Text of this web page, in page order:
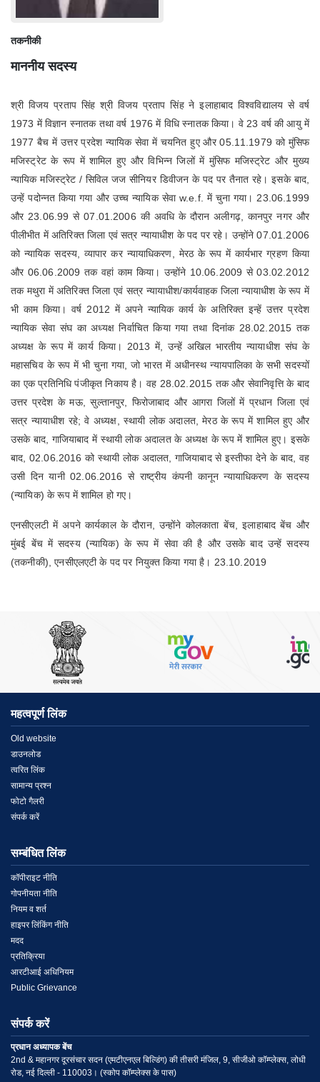
नियम
अवसर
सेवाएं
संपर्क
तकनीकी
माननीय सदस्य
श्री विजय प्रताप सिंह श्री विजय प्रताप सिंह ने इलाहाबाद विश्वविद्यालय से वर्ष
1973 में विज्ञान स्नातक तथा वर्ष 1976 में विधि स्नातक किया। वे 23 वर्ष की आयु में
1977 बैच में उत्तर प्रदेश न्यायिक सेवा में चयनित हुए और 05.11.1979 को मुंसिफ
मजिस्ट्रेट के रूप में शामिल हुए और विभिन्न जिलों में मुंसिफ मजिस्ट्रेट और मुख्य
न्यायिक मजिस्ट्रेट / सिविल जज सीनियर डिवीजन के पद पर तैनात रहे। इसके बाद,
उन्हें पदोन्नत किया गया और उच्च न्यायिक सेवा w.e.f. में चुना गया। 23.06.1999
और 23.06.99 से 07.01.2006 की अवधि के दौरान अलीगढ़, कानपुर नगर और
पीलीभीत में अतिरिक्त जिला एवं सत्र न्यायाधीश के पद पर रहे। उन्होंने 07.01.2006
को न्यायिक सदस्य, व्यापार कर न्यायाधिकरण, मेरठ के रूप में कार्यभार ग्रहण किया
और 06.06.2009 तक वहां काम किया। उन्होंने 10.06.2009 से 03.02.2012
तक मथुरा में अतिरिक्त जिला एवं सत्र न्यायाधीश/कार्यवाहक जिला न्यायाधीश के रूप में
भी काम किया। वर्ष 2012 में अपने न्यायिक कार्य के अतिरिक्त इन्हें उत्तर प्रदेश
न्यायिक सेवा संघ का अध्यक्ष निर्वाचित किया गया तथा दिनांक 28.02.2015 तक
अध्यक्ष के रूप में कार्य किया। 2013 में, उन्हें अखिल भारतीय न्यायाधीश संघ के
महासचिव के रूप में भी चुना गया, जो भारत में अधीनस्थ न्यायपालिका के सभी सदस्यों
का एक प्रतिनिधि पंजीकृत निकाय है। वह 28.02.2015 तक और सेवानिवृत्ति के बाद
उत्तर प्रदेश के मऊ, सुल्तानपुर, फिरोजाबाद और आगरा जिलों में प्रधान जिला एवं
सत्र न्यायाधीश रहे; वे अध्यक्ष, स्थायी लोक अदालत, मेरठ के रूप में शामिल हुए और
उसके बाद, गाजियाबाद में स्थायी लोक अदालत के अध्यक्ष के रूप में शामिल हुए। इसके
बाद, 02.06.2016 को स्थायी लोक अदालत, गाजियाबाद से इस्तीफा देने के बाद, वह
उसी दिन यानी 02.06.2016 से राष्ट्रीय कंपनी कानून न्यायाधिकरण के सदस्य
(न्यायिक) के रूप में शामिल हो गए।
एनसीएलटी में अपने कार्यकाल के दौरान, उन्होंने कोलकाता बेंच, इलाहाबाद बेंच और
मुंबई बेंच में सदस्य (न्यायिक) के रूप में सेवा की है और उसके बाद उन्हें सदस्य
(तकनीकी), एनसीएलएटी के पद पर नियुक्त किया गया है। 23.10.2019
महत्वपूर्ण लिंक
Menu
Link
1
Old website
डाउनलोड
त्वरित लिंक
सामान्य प्रश्न
फोटो गैलरी
संपर्क करें
सम्बंधित लिंक
Menu
Link
2
कॉपीराइट नीति
गोपनीयता नीति
नियम व शर्त
हाइपर लिंकिंग नीति
मदद
प्रतिक्रिया
आरटीआई अधिनियम
Public Grievance
संपर्क करें
प्रधान अध्यापक बेंच
2nd & महानगर दूरसंचार सदन (एमटीएनएल बिल्डिंग) की तीसरी मंजिल, 9, सीजीओ कॉम्प्लेक्स, लोधी
रोड, नई दिल्ली - 110003। (स्कोप कॉम्प्लेक्स के पास)